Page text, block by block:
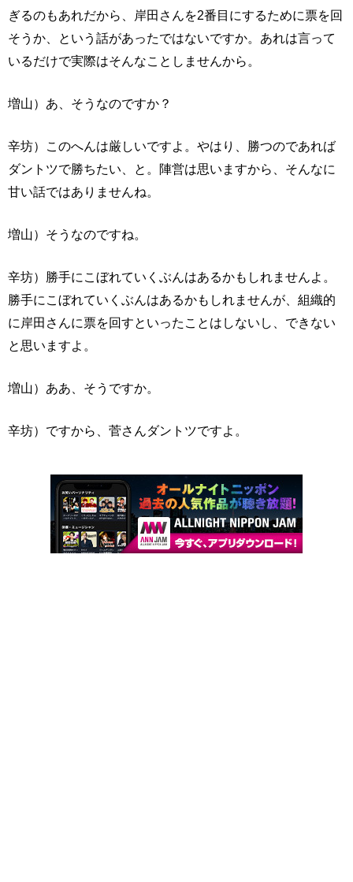
ぎるのもあれだから、岸田さんを2番目にするために票を回
そうか、という話があったではないですか。あれは言って
いるだけで実際はそんなことしませんから。
増山）あ、そうなのですか？
辛坊）このへんは厳しいですよ。やはり、勝つのであれば
ダントツで勝ちたい、と。陣営は思いますから、そんなに
甘い話ではありませんね。
増山）そうなのですね。
辛坊）勝手にこぼれていくぶんはあるかもしれませんよ。
勝手にこぼれていくぶんはあるかもしれませんが、組織的
に岸田さんに票を回すといったことはしないし、できない
と思いますよ。
増山）ああ、そうですか。
辛坊）ですから、菅さんダントツですよ。